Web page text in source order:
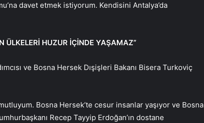
davet etmek istiyorum. Kendisini Antalya’da
ÜLKELERİ HUZUR İÇİNDE YAŞAMAZ”
ve Bosna Hersek Dışişleri Bakanı Bisera Turkoviç
Bosna Hersek’te cesur insanlar yaşıyor ve Bosna
Recep Tayyip Erdoğan’ın dostane